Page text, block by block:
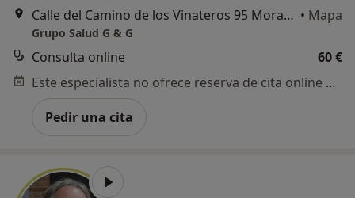
Calle del Camino de los Vinateros 95 Moratalaz, Madrid • Mapa
Grupo Salud G & G
Consulta online
60 €
Este especialista no ofrece reserva de cita online en esta dirección.
Pedir una cita